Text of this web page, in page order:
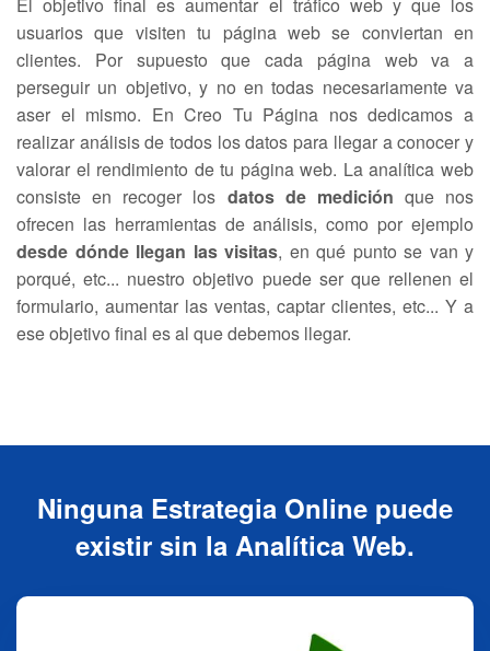
El objetivo final es aumentar el tráfico web y que los
usuarios que visiten tu página web se conviertan en
clientes. Por supuesto que cada página web va a
perseguir un objetivo, y no en todas necesariamente va
aser el mismo. En Creo Tu Página nos dedicamos a
realizar análisis de todos los datos para llegar a conocer y
valorar el rendimiento de tu página web. La analítica web
consiste en recoger los datos de medición que nos
ofrecen las herramientas de análisis, como por ejemplo
desde dónde llegan las visitas, en qué punto se van y
porqué, etc... nuestro objetivo puede ser que rellenen el
formulario, aumentar las ventas, captar clientes, etc... Y a
ese objetivo final es al que debemos llegar.
Ninguna Estrategia Online puede
existir sin la Analítica Web.